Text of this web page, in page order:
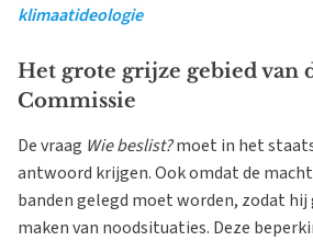
klimaatideologie
Het grote grijze gebied van
Commissie
De vraag Wie beslist?moet in het
antwoord krijgen. Ook omdat de macht
banden gelegd moet worden, zodat hij
maken van noodsituaties. Deze